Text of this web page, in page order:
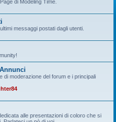
di Modeling Time.
messaggi postati dagli utenti.
di moderazione del forum e i principali
alle presentazioni di coloro che si